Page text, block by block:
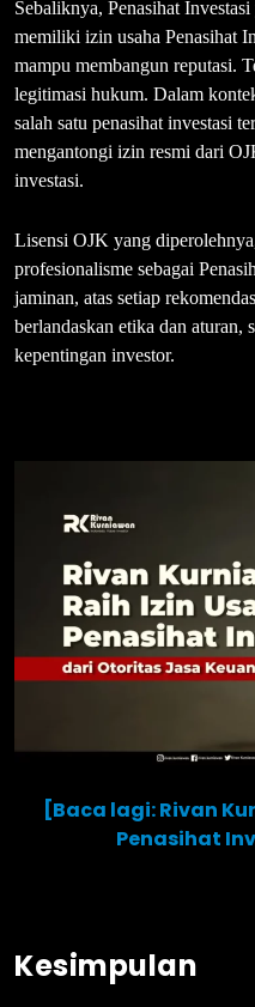
Sebaliknya, Penasihat
memiliki izin usaha Penasihat
mampu membangun reputasi.
legitimasi hukum. Dalam
salah satu penasihat investasi
mengantongi izin resmi dari
investasi.
Lisensi OJK yang
profesionalisme sebagai
jaminan, atas setiap
berlandaskan etika dan aturan,
kepentingan investor.
[Baca lagi: Rivan
Penasihat
Kesimpulan